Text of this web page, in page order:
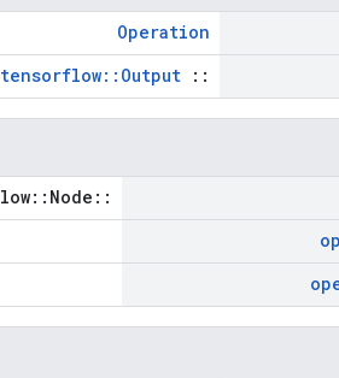
Operation
::
tensorflow::Output
::tensorflow::Node *